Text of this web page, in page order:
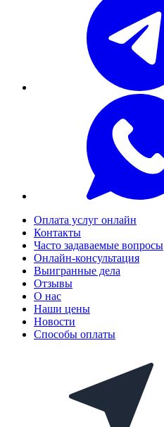
Оплата услуг онлайн
Контакты
Часто задаваемые вопросы
Онлайн-консультация
Выигранные дела
Отзывы
О нас
Наши цены
Новости
Способы оплаты